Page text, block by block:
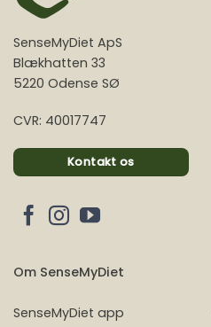
SenseMyDiet ApS
Blækhatten 33
5220 Odense SØ
CVR: 40017747
Kontakt os
Om SenseMyDiet
SenseMyDiet app